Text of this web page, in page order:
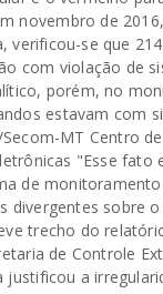
novembro de
verificou-se que
com violação de
porém, no
estavam com
MT Centro
"Esse fato
de
divergentes sobre
trecho do
de Controle
justificou a